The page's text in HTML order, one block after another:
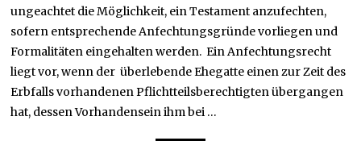
ungeachtet die Möglichkeit, ein Testament anzufechten,
sofern entsprechende Anfechtungsgründe vorliegen und
Formalitäten eingehalten werden. Ein Anfechtungsrecht
liegt vor, wenn der überlebende Ehegatte einen zur Zeit des
Erbfalls vorhandenen Pflichtteilsberechtigten übergangen
hat, dessen Vorhandensein ihm bei …